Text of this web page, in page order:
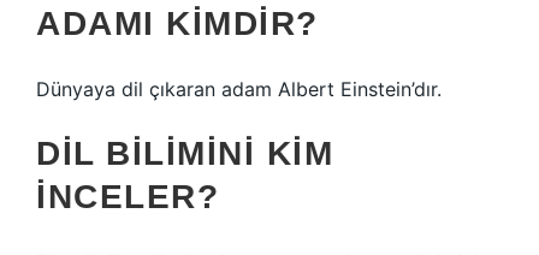
ADAMI KIMDIR?
Dünyaya dil çıkaran adam Albert Einstein’dır.
DIL BILIMINI KIM
INCELER?